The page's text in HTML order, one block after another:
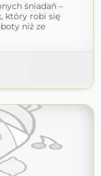
śniadań –
który robi się
niż ze